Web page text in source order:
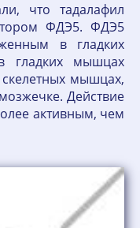
что тадалафил
ФДЭ5. ФДЭ5
в гладких
гладких мышцах
скелетных мышцах,
Действие
активным, чем